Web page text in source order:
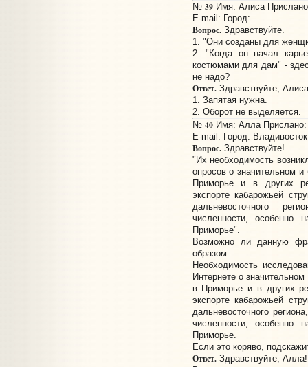
№ 39Имя: Алиса
E-mail: Город:
Вопрос.Здравствуйте.
1. "Они созданы для
2. "Когда он начал
костюмами для дам" -
не надо?
Ответ.Здравствуйте,
1. Запятая нужна.
2. Оборот не выделяется.
№ 40Имя: Алла Прислано:
E-mail: Город: Владивосток
Вопрос.Здравствуйте!
"Их необходимость
опросов о значительном
Приморье и в других
экспорте кабарожьей
дальневосточного
численности,
Приморье".
Возможно ли данную
образом:
Необходимость
Интернете о
в Приморье и в других
экспорте кабарожьей
дальневосточного
численности,
Приморье.
Если это коряво,
Ответ.Здравствуйте, Алла!